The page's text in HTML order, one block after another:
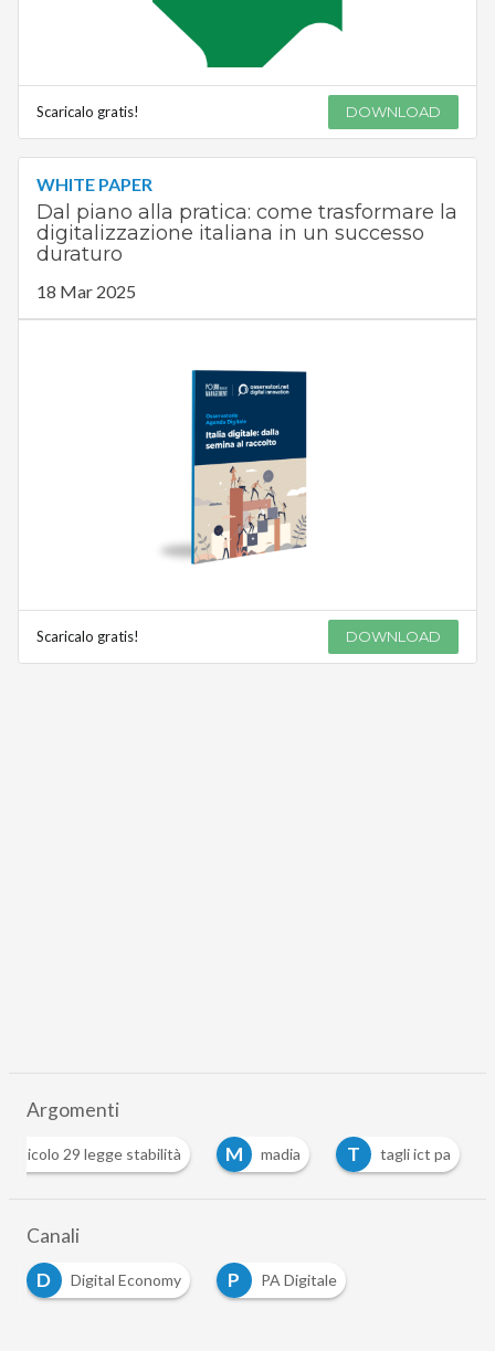
Scaricalo gratis! DOWNLOAD
WHITE PAPER
Dal piano alla pratica: come trasformare la
digitalizzazione italiana in un successo
duraturo
18 Mar 2025
Scaricalo gratis! DOWNLOAD
Argomenti
articolo 29 legge stabilità M madia T tagli ict pa
Canali
D
Digital Economy P PA Digitale